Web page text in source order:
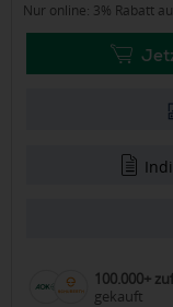
Nur online: 3% Rabatt
100.000+
gekauft